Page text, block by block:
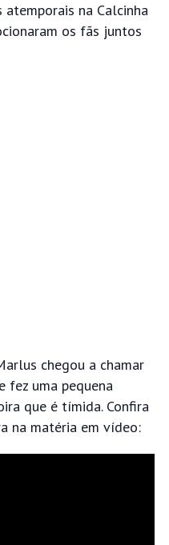
na Calcinha
os fãs juntos
chegou a chamar
fez uma pequena
que é tímida. Confira
na matéria em vídeo: